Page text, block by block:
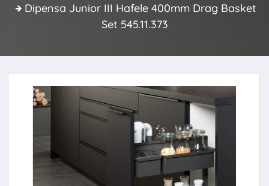
Dipensa Junior III Hafele 400mm Drag Basket
Set 545.11.373